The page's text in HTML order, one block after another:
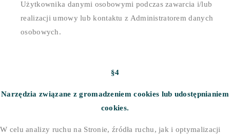
Użytkownika danymi osobowymi podczas zawarcia i/lub
realizacji umowy lub kontaktu z Administratorem danych
osobowych.
§4
Narzędzia związane z gromadzeniem cookies lub udostępnianiem
cookies.
W celu analizy ruchu na Stronie, źródła ruchu, jak i optymalizacji